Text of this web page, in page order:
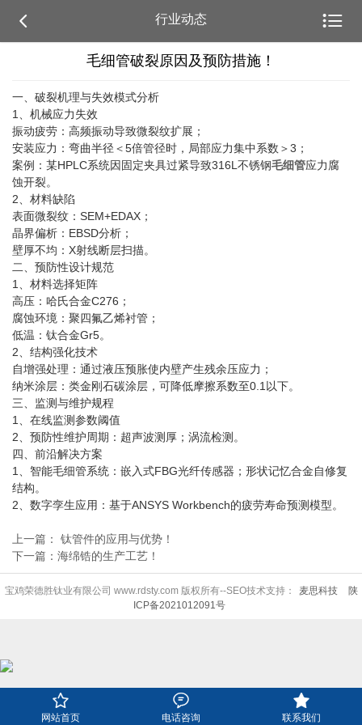
 行业动态 
毛细管破裂原因及预防措施！
一、破裂机理与失效模式分析‌
1、机械应力失效‌
振动疲劳‌：高频振动导致微裂纹扩展；
安装应力‌：弯曲半径＜5倍管径时，局部应力集中系数＞3；
案例：某HPLC系统因固定夹具过紧导致316L不锈钢毛细管应力腐
蚀开裂。
2、材料缺陷‌
表面微裂纹：SEM+EDAX；
晶界偏析：EBSD分析；
壁厚不均：X射线断层扫描。
二、预防性设计规范‌
1、材料选择矩阵‌
高压：哈氏合金C276；
腐蚀环境：聚四氟乙烯衬管；
低温：钛合金Gr5。
2、结构强化技术‌
自增强处理‌：通过液压预胀使内壁产生残余压应力；
纳米涂层‌：类金刚石碳涂层，可降低摩擦系数至0.1以下。
三、监测与维护规程‌
1、在线监测参数阈值‌
2、预防性维护周期‌：超声波测厚；涡流检测。
四、前沿解决方案‌
1、智能毛细管系统‌：嵌入式FBG光纤传感器；形状记忆合金自修复
结构。
2、数字孪生应用‌：基于ANSYS Workbench的疲劳寿命预测模型。
上一篇： 钛管件的应用与优势！
下一篇：海绵锆的生产工艺！
宝鸡荣德胜钛业有限公司 www.rdsty.com 版权所有--SEO技术支持： 麦思科技
陕
ICP备2021012091号

网站首页

电话咨询

联系我们